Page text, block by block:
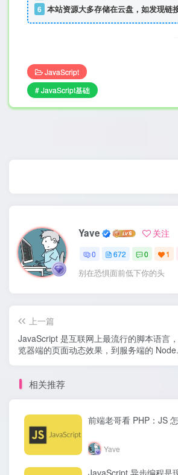
6 本站资源大多存储在云盘，如发现链
JavaScript
# JavaScript基础
Yave 关注
0 672 0 1
别在恐惧面前低下你的头
上一篇
JavaScript 是互联网上最流行的脚本语言
览器端的页面动态效果，到服务端的
相关推荐
前端老哥看 PHP：JS
Yave
JavaScript 异步编程是